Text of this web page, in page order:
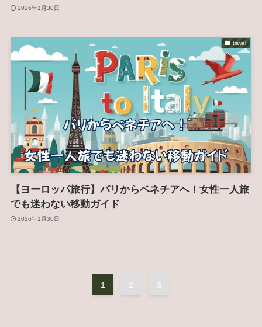
2026年1月30日
travel
【ヨーロッパ旅行】パリからベネチアへ！女性一人旅
でも迷わない移動ガイド
2026年1月30日
1 2 3